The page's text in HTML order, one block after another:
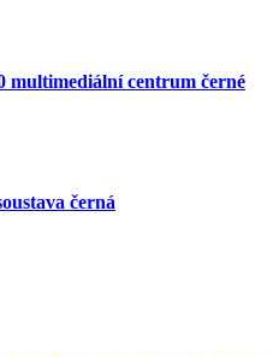
centrum černé
černá